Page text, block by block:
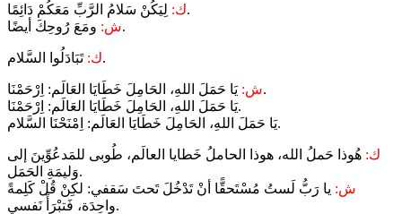
ك:لِيَكُنْ سَلامُ الرَّبِّ مَعَكُمْ دَائِمًا.
ش:ومَعَ رُوحِكَ أيضًا.
ك:تَبَادَلُوا السَّلام.
ش:يَا حَمَلَ اللهِ، الحَامِلَ خَطَايَا العَالَم: اِرْحَمْنَا.
يَا حَمَلَ اللهِ، الحَامِلَ خَطَايَا العَالَم: اِرْحَمْنَا.
يَا حَمَلَ اللهِ، الحَامِلَ خَطَايَا العَالَم: اِمْنَحْنَا السَّلام.
ك: هُوذا حَملُ الله، هوذا الحاملُ خَطايا العالَم، طُوبى للمَدعُوِّينَ إلى
وَليمَةِ الحَمَل.
ش: يا رَبُّ لَستُ مُسْتَحقًّا أنْ تَدْخُلَ تَحتَ سَقفي: لكِنْ قُلْ كَلِمةً
واحِدَة، فَتبْرَأَ نَفسي.